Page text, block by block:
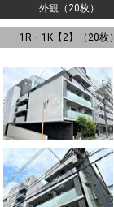
外観（20枚）
1R・1K【2】（20枚）